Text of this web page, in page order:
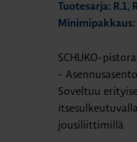
Tuotesarja: R.1,
Minimipakkaus:
SCHUKO-
-
Soveltuu
jousiliittimillä